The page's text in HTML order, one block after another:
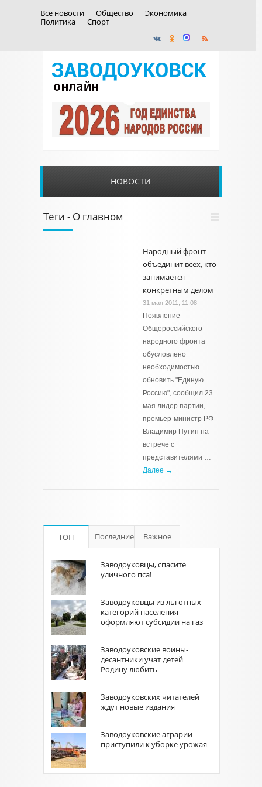
Все новости Общество
Экономика
Политика
Спорт
НОВОСТИ
Теги - О главном
Народный фронт
объединит всех, кто
занимается
конкретным делом
31 мая 2011, 11:08
Появление
Общероссийского
народного фронта
обусловлено
необходимостью
обновить "Единую
Россию", сообщил 23
мая лидер партии,
премьер-министр РФ
Владимир Путин на
встрече с
представителями …
Далее →
ТОП Последние Важное
Заводоуковцы, спасите
уличного пса!
Заводоуковцы из льготных
категорий населения
оформляют субсидии на газ
Заводоуковские воины-
десантники учат детей
Родину любить
Заводоуковских читателей
ждут новые издания
Заводоуковские аграрии
приступили к уборке урожая